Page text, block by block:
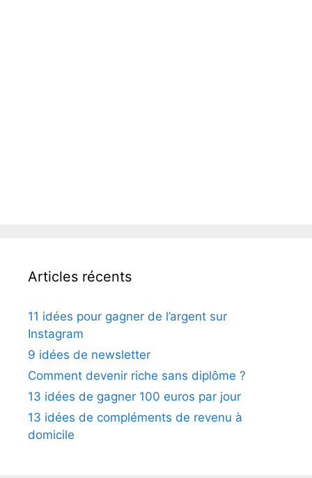
Articles récents
11 idées pour gagner de l’argent sur
Instagram
9 idées de newsletter
Comment devenir riche sans diplôme ?
13 idées de gagner 100 euros par jour
13 idées de compléments de revenu à
domicile